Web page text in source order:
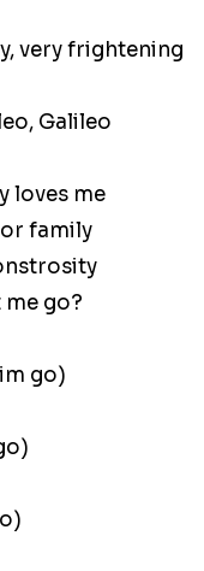
very frightening
Galileo
loves me
family
me go?
go)